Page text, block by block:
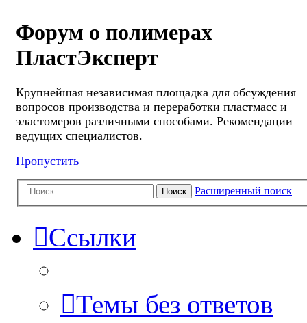
Форум о полимерах
ПластЭксперт
Крупнейшая независимая площадка для обсуждения
вопросов производства и переработки пластмасс и
эластомеров различными способами. Рекомендации
ведущих специалистов.
Пропустить
Поиск Расширенный поиск
Ссылки
Темы без ответов